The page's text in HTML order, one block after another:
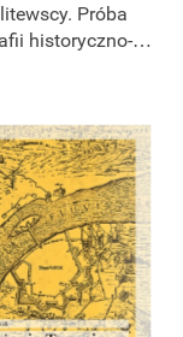
Próba
historyczno-